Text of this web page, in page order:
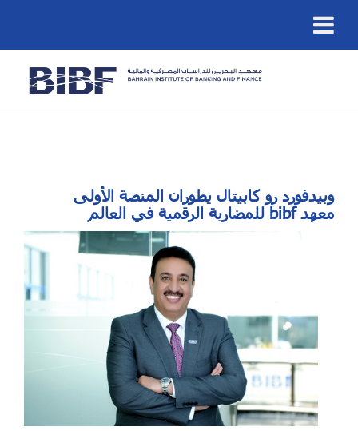
وبيدفورد رو كابيتال يطوران المنصة الأولى
للمضاربة الرقمية في العالم bibf معهد